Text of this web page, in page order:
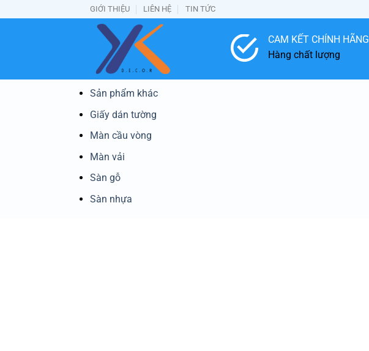
qua
GIỚI THIỆU LIÊN HỆ TIN TỨC
CAM KẾT CHÍNH HÃNG
Hàng chất lượng
Sản phẩm khác
Giấy dán tường
Màn cầu vòng
Màn vải
Sàn gỗ
Sàn nhựa